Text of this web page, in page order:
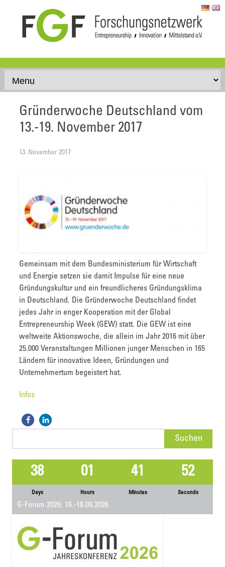
Skip to content
Gründerwoche Deutschland vom
13.-19. November 2017
13. November 2017
Gemeinsam mit dem Bundesministerium für Wirtschaft
und Energie setzen sie damit Impulse für eine neue
Gründungskultur und ein freundlicheres Gründungsklima
in Deutschland. Die Gründerwoche Deutschland findet
jedes Jahr in enger Kooperation mit der Global
Entrepreneurship Week (GEW) statt. Die GEW ist eine
weltweite Aktionswoche, die allein im Jahr 2016 mit über
25.000 Veranstaltungen Millionen junger Menschen in 165
Ländern für innovative Ideen, Gründungen und
Unternehmertum begeistert hat.
Infos
38
Days
01
Hours
41
Minutes
52
Seconds
G-Forum 2026: 16.-18.09.2026